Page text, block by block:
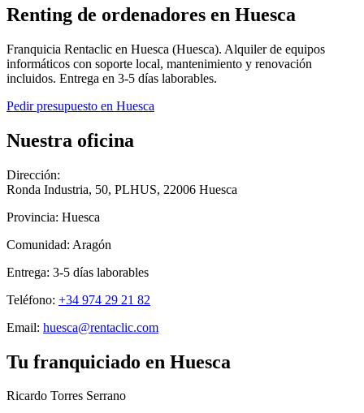
Renting de ordenadores en Huesca
Franquicia Rentaclic en Huesca (Huesca). Alquiler de equipos
informáticos con soporte local, mantenimiento y renovación
incluidos. Entrega en 3-5 días laborables.
Pedir presupuesto en Huesca
Nuestra oficina
Dirección:
Ronda Industria, 50, PLHUS, 22006 Huesca
Provincia: Huesca
Comunidad: Aragón
Entrega: 3-5 días laborables
Teléfono: +34 974 29 21 82
Email: huesca@rentaclic.com
Tu franquiciado en Huesca
Ricardo Torres Serrano